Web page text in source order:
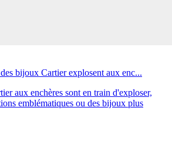
bijoux Cartier explosent aux enc...
aux enchères sont en train d'exploser,
emblématiques ou des bijoux plus